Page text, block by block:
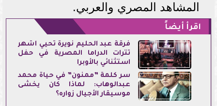
المشاهد المصري والعربي.
اقرأ أيضاً
فرقة عبد الحليم نويرة تحيي أشهر
تترات الدراما المصرية في حفل
استثنائي بالأوبرا
سر كلمة ”ممنون” في حياة محمد
عبدالوهاب: لماذا كان يخشى
موسيقار الأجيال زواره؟